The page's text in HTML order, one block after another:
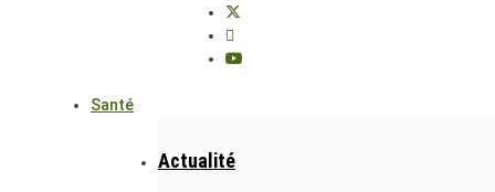
Santé
Actualité